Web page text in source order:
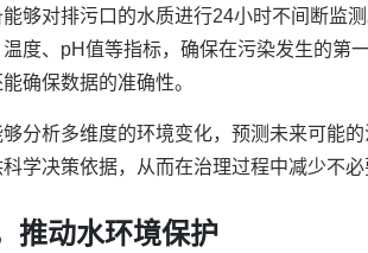
够对排污口的水质进行24小时不间断监
度、pH值等指标，确保在污染发生的第
确保数据的准确性。
分析多维度的环境变化，预测未来可能
学决策依据，从而在治理过程中减少不必
推动水环境保护